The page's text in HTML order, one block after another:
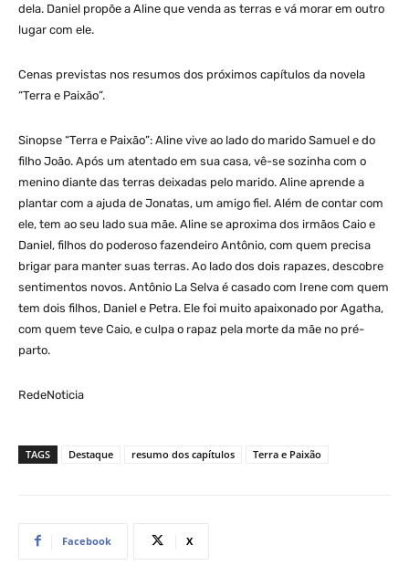
dela. Daniel propõe a Aline que venda as terras e vá morar em outro
lugar com ele.
Cenas previstas nos resumos dos próximos capítulos da novela
“Terra e Paixão”.
Sinopse “Terra e Paixão”: Aline vive ao lado do marido Samuel e do
filho João. Após um atentado em sua casa, vê-se sozinha com o
menino diante das terras deixadas pelo marido. Aline aprende a
plantar com a ajuda de Jonatas, um amigo fiel. Além de contar com
ele, tem ao seu lado sua mãe. Aline se aproxima dos irmãos Caio e
Daniel, filhos do poderoso fazendeiro Antônio, com quem precisa
brigar para manter suas terras. Ao lado dos dois rapazes, descobre
sentimentos novos. Antônio La Selva é casado com Irene com quem
tem dois filhos, Daniel e Petra. Ele foi muito apaixonado por Agatha,
com quem teve Caio, e culpa o rapaz pela morte da mãe no pré-
parto.
RedeNoticia
TAGS Destaque resumo dos capítulos Terra e Paixão
Facebook X